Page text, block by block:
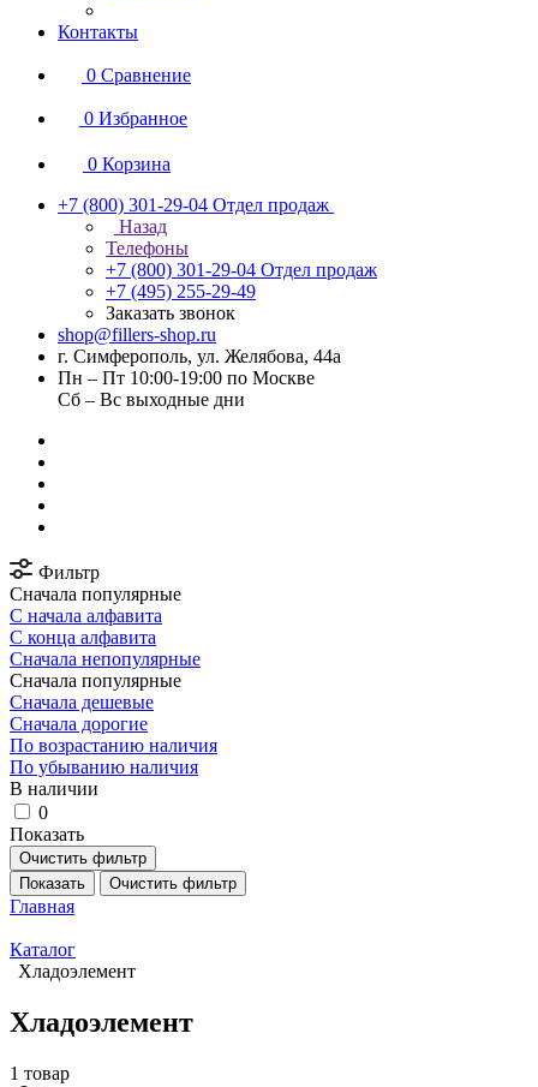
Контакты
0 Сравнение
0 Избранное
0 Корзина
+7 (800) 301-29-04 Отдел продаж
Назад
Телефоны
+7 (800) 301-29-04 Отдел продаж
+7 (495) 255-29-49
Заказать звонок
shop@fillers-shop.ru
г. Симферополь, ул. Желябова, 44а
Пн – Пт 10:00-19:00 по Москве
Сб – Вс выходные дни
Фильтр
Сначала популярные
С начала алфавита
С конца алфавита
Сначала непопулярные
Сначала популярные
Сначала дешевые
Сначала дорогие
По возрастанию наличия
По убыванию наличия
В наличии
0
Показать
Очистить фильтр
Показать
Очистить фильтр
Главная
Каталог
Хладоэлемент
Хладоэлемент
1 товар